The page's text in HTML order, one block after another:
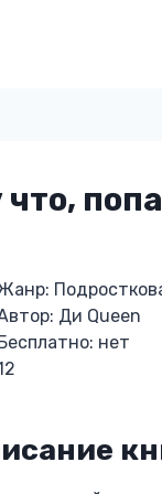
что,
Ди Queen
нет